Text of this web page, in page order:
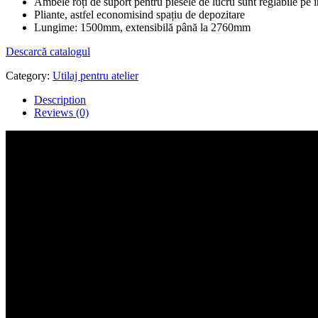
Pliante, astfel economisind spațiu de depozitare
Lungime: 1500mm, extensibilă până la 2760mm
Descarcă catalogul
Category: Utilaj pentru atelier
Description
Reviews (0)